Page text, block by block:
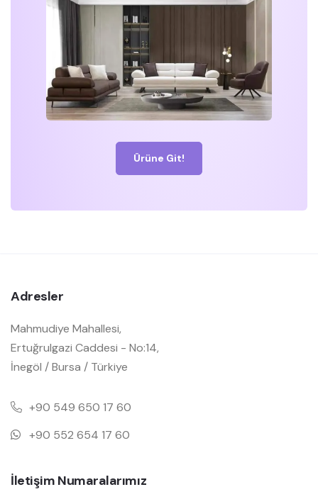
Ürüne Git!
Adresler
Mahmudiye Mahallesi,
Ertuğrulgazi Caddesi - No:14,
İnegöl / Bursa / Türkiye
+90 549 650 17 60
+90 552 654 17 60
İletişim Numaralarımız